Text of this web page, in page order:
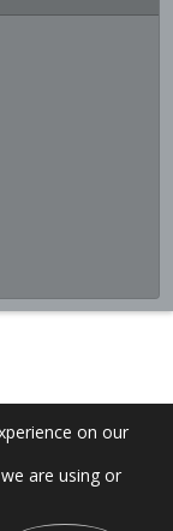
on our
are using or